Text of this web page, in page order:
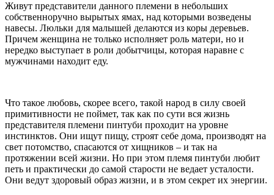
Живут представители данного племени в небольших
собственноручно вырытых ямах, над которыми возведены
навесы. Люльки для малышей делаются из коры деревьев.
Причем женщина не только исполняет роль матери, но и
нередко выступает в роли добытчицы, которая наравне с
мужчинами находит еду.
Что такое любовь, скорее всего, такой народ в силу своей
примитивности не поймет, так как по сути вся жизнь
представителя племени пинтуби проходит на уровне
инстинктов. Они ищут пищу, строят себе дома, производят на
свет потомство, спасаются от хищников – и так на
протяжении всей жизни. Но при этом племя пинтуби любит
петь и практически до самой старости не ведает усталости.
Они ведут здоровый образ жизни, и в этом секрет их энергии.